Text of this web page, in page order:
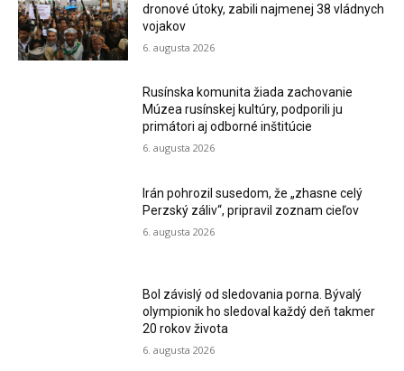
dronové útoky, zabili najmenej 38 vládnych
vojakov
6. augusta 2026
Rusínska komunita žiada zachovanie
Múzea rusínskej kultúry, podporili ju
primátori aj odborné inštitúcie
6. augusta 2026
Irán pohrozil susedom, že „zhasne celý
Perzský záliv“, pripravil zoznam cieľov
6. augusta 2026
Bol závislý od sledovania porna. Bývalý
olympionik ho sledoval každý deň takmer
20 rokov života
6. augusta 2026